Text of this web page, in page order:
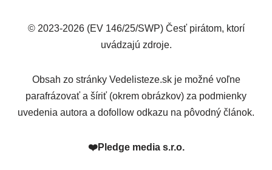
© 2023-2026 (EV 146/25/SWP) Česť pirátom, ktorí
uvádzajú zdroje.
Obsah zo stránky Vedelisteze.sk je možné voľne
parafrázovať a šíriť (okrem obrázkov) za podmienky
uvedenia autora a dofollow odkazu na pôvodný článok.
❤️Pledge media s.r.o.